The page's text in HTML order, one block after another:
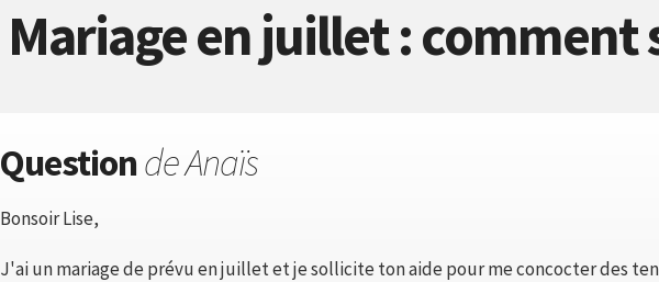
Mariage en juillet : comment
Questionde Anaïs
Bonsoir Lise,
J'ai un mariage de prévu en juillet et je sollicite ton aide pour me concocter des